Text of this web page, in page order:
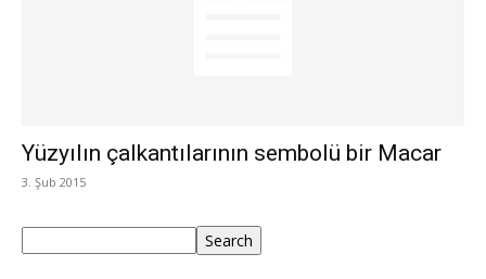
Yüzyılın çalkantılarının sembolü bir Macar
3. Şub 2015
Search